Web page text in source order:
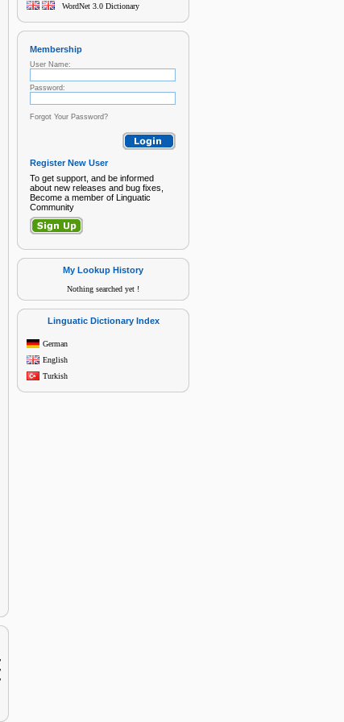
WordNet 3.0 Dictionary
Membership
User Name:
Password:
Forgot Your Password?
Register New User
To get support, and be informed
about new releases and bug fixes,
Become a member of Linguatic
Community
My Lookup History
Nothing searched yet !
Linguatic Dictionary Index
German
English
Turkish